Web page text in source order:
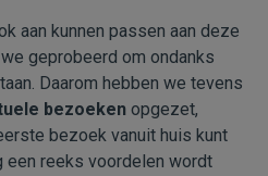
aan kunnen passen aan deze
geprobeerd om ondanks
Daarom hebben we tevens
bezoeken opgezet,
bezoek vanuit huis kunt
een reeks voordelen wordt